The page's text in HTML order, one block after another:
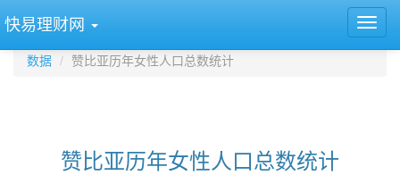
快易理财网
数据 赞比亚历年女性人口总数统计
赞比亚历年女性人口总数统计